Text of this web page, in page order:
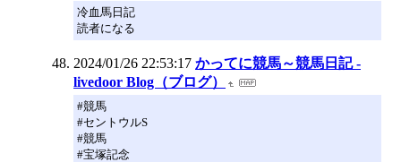
冷血馬日記
読者になる
2024/01/26 22:53:17 かってに競馬～競馬日記 -
livedoor Blog（ブログ）
#競馬
#セントウルS
#競馬
#宝塚記念